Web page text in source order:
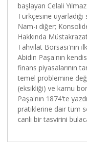
başlayan Celali
Türkçesine uyarladığı
Nam-ı diğer;
Hakkında
Tahvilat Borsası'nın
Abidin Paşa'nın
finans piyasalarının
temel problemine
(eksikliği) ve kamu
Paşa'nın 1874'te
pratiklerine dair tüm
canlı bir tasvirini